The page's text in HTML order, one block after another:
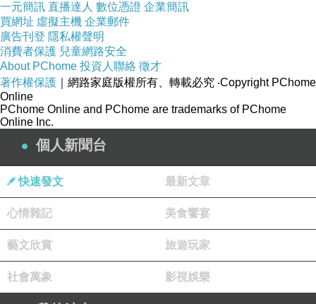
- 更高密度的動機重複
- 更弱或更強的曲式結構
- 可能產生非文化化的旋律手勢
人類大腦的旋律預測是依文化輸入訓練而成，當 AI 旋律的
大規模分布開始主導文化輸入時，預測回路會逐漸調整到
AI 的生成模式。AI 是在重新編寫旋律的統計空間。此空間
的變化必然帶來神經調整。
神經可塑性如何回應新的旋律分布︰預測迴路會向最常見
的模式靠攏
神經可塑性有一個基本原理：反覆接收的模式會被視為
「正常」，並成為預測基準。
如果 AI 大量輸出某些旋律特
徵，例如：
一元簡訊 直播達人 數位憑證 企業簡訊
買網址 虛擬主機 企業郵件
廣告刊登 隱私權聲明
消費者保護 兒童網路安全
About PChome 投資人聯絡 徵才
著作權保護 ｜網路家庭版權所有、轉載必究 ‧Copyright PChome
Online
PChome Online and PChome are trademarks of PChome
Online Inc.
個人新聞台
快速發文 最新文章
心情雜記 美食饗宴
藝文欣賞 旅遊玩家
社會萬象 影視娛樂